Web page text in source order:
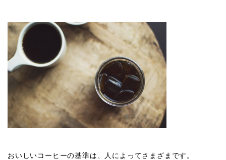
おいしいコーヒーの基準は、 人によってさまざま です。